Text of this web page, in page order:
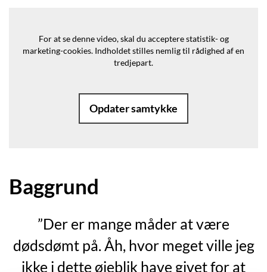
For at se denne video, skal du acceptere statistik- og
marketing-cookies. Indholdet stilles nemlig til rådighed af en
tredjepart.
Opdater samtykke
Baggrund
”Der er mange måder at være
dødsdømt på. Åh, hvor meget ville jeg
ikke i dette øjeblik have givet for at